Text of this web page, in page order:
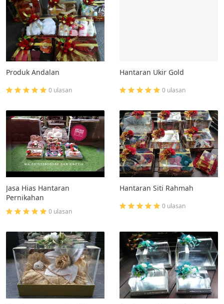
Produk Andalan
0 ulasan
Hantaran Ukir Gold
0 ulasan
Jasa Hias Hantaran
Pernikahan
0 ulasan
Hantaran Siti Rahmah
0 ulasan